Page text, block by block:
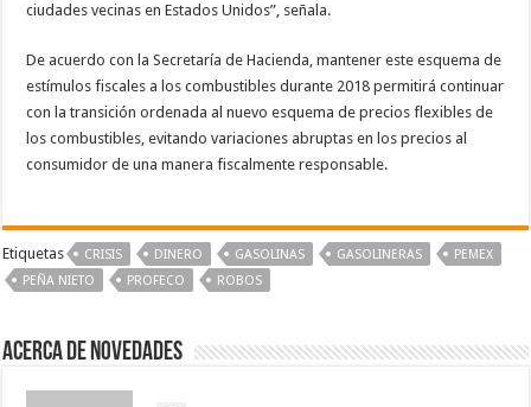
ciudades vecinas en Estados Unidos”, señala.
De acuerdo con la Secretaría de Hacienda, mantener este esquema de
estímulos fiscales a los combustibles durante 2018 permitirá continuar
con la transición ordenada al nuevo esquema de precios flexibles de
los combustibles, evitando variaciones abruptas en los precios al
consumidor de una manera fiscalmente responsable.
Etiquetas CRISIS DINERO GASOLINAS GASOLINERAS
PEMEX
PEÑA NIETO
PROFECO ROBOS
Acerca de NOVEDADES